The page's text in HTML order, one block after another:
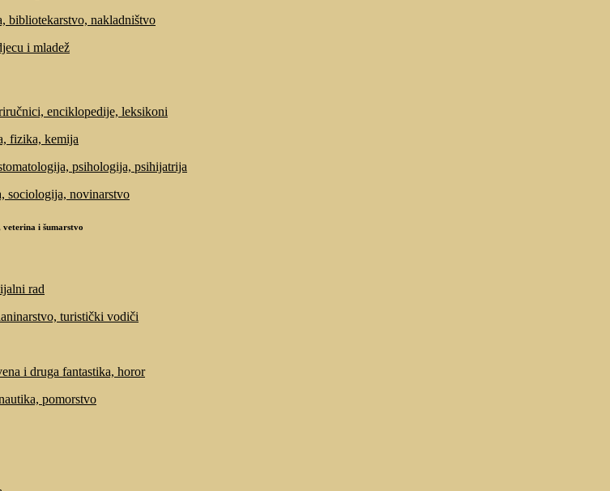
bibliotekarstvo, nakladništvo
i mladež
enciklopedije, leksikoni
fizika, kemija
psihologija, psihijatrija
sociologija, novinarstvo
i šumarstvo
rad
turistički vodiči
i druga fantastika, horor
pomorstvo